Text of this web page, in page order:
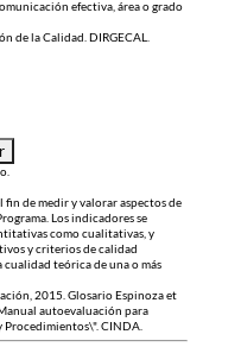
efectiva, área o grado
de la Calidad. DIRGECAL.
fin de medir y valorar aspectos de
Los indicadores se
como cualitativas, y
y criterios de calidad
teórica de una o más
2015. Glosario Espinoza et
autoevaluación para
CINDA.